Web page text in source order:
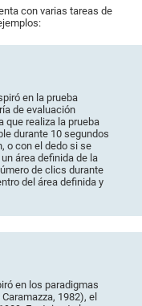
con varias tareas de
en la prueba
de evaluación
que realiza la prueba
durante 10 segundos
o con el dedo si se
área definida de la
de clics durante
del área definida y
en los paradigmas
1982), el